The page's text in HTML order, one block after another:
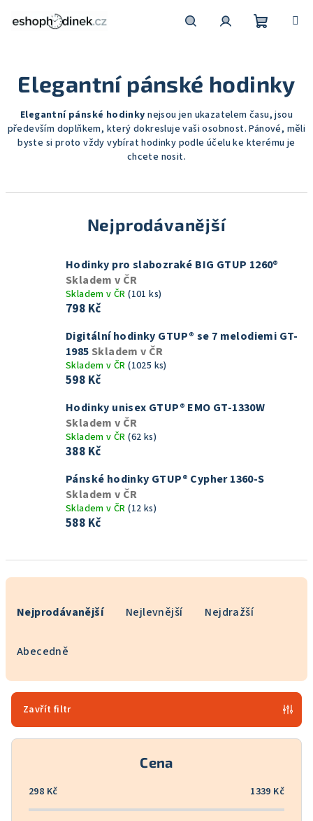
košík
Elegantní pánské hodinky
Elegantní pánské hodinky nejsou jen ukazatelem času, jsou
především doplňkem, který dokresluje vaši osobnost. Pánové, měli
byste si proto vždy vybírat hodinky podle účelu ke kterému je
chcete nosit.
Nejprodávanější
Hodinky pro slabozraké BIG GTUP 1260®
Skladem v ČR
Skladem v ČR(101 ks)
798 Kč
Digitální hodinky GTUP® se 7 melodiemi GT-
1985 Skladem v ČR
Skladem v ČR(1025 ks)
598 Kč
Hodinky unisex GTUP® EMO GT-1330W
Skladem v ČR
Skladem v ČR(62 ks)
388 Kč
Pánské hodinky GTUP® Cypher 1360-S
Skladem v ČR
Skladem v ČR(12 ks)
588 Kč
r
o
Nejprodávanější Nejlevnější Nejdražší
Abecedně
Zavřít filtr
Cena
298 Kč 1339 Kč